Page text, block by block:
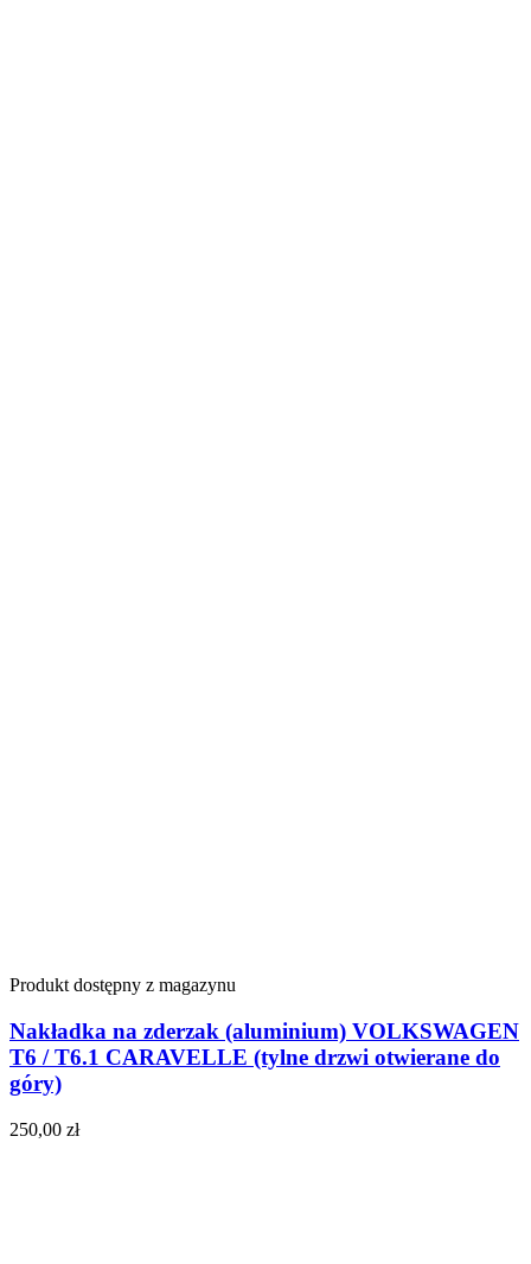
Produkt dostępny z magazynu
Nakładka na zderzak (aluminium) VOLKSWAGEN
T6 / T6.1 CARAVELLE (tylne drzwi otwierane do
góry)
250,00 zł